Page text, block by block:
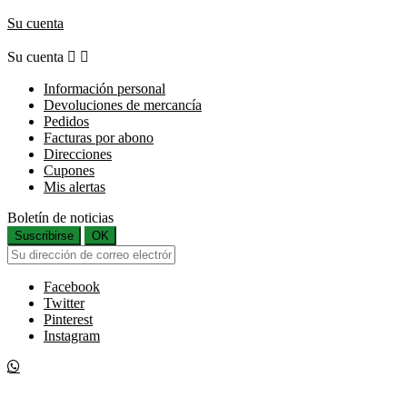
Su cuenta
Su cuenta  
Información personal
Devoluciones de mercancía
Pedidos
Facturas por abono
Direcciones
Cupones
Mis alertas
Boletín de noticias
Suscribirse OK
Facebook
Twitter
Pinterest
Instagram